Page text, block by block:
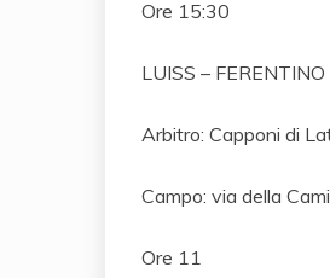
Ore 15:30
LUISS – FERENTINO
Arbitro: Capponi di
Campo: via della
Ore 11